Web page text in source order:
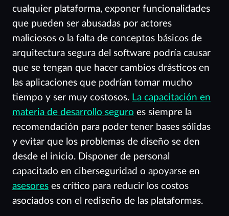
cualquier plataforma, exponer funcionalidades
que pueden ser abusadas por actores
maliciosos o la falta de conceptos básicos de
arquitectura segura del software podría causar
que se tengan que hacer cambios drásticos en
las aplicaciones que podrían tomar mucho
tiempo y ser muy costosos. La capacitación en
materia de desarrollo seguro es siempre la
recomendación para poder tener bases sólidas
y evitar que los problemas de diseño se den
desde el inicio. Disponer de personal
capacitado en ciberseguridad o apoyarse en
asesores es crítico para reducir los costos
asociados con el rediseño de las plataformas.